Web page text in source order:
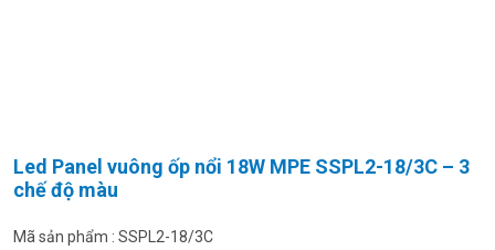
Led Panel vuông ốp nổi 18W MPE SSPL2-18/3C – 3
chế độ màu
Mã sản phẩm : SSPL2-18/3C